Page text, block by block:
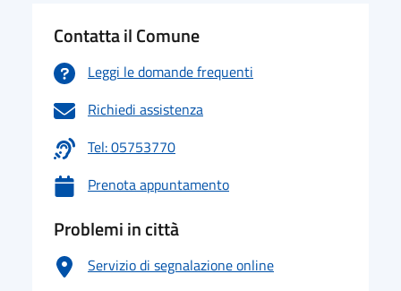
Contatta il Comune
Leggi le domande frequenti
Richiedi assistenza
Tel: 05753770
Prenota appuntamento
Problemi in città
Servizio di segnalazione online